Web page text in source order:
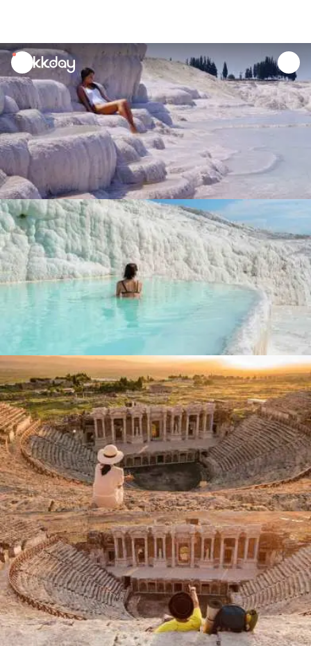
unread
notifications